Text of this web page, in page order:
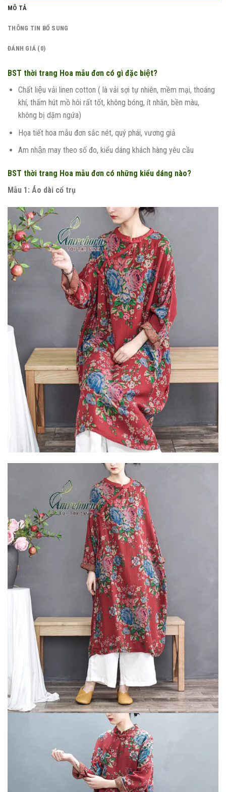
MÔ TẢ
THÔNG TIN BỔ SUNG
ĐÁNH GIÁ (0)
BST thời trang Hoa mẫu đơn có gì đặc biệt?
Chất liệu vải linen cotton ( là vải sợi tự nhiên, mềm mại, thoáng
khí, thấm hút mồ hôi rất tốt, không bóng, ít nhăn, bền màu,
không bị dặm ngứa)
Họa tiết hoa mẫu đơn sắc nét, quý phái, vương giả
Am nhận may theo số đo, kiểu dáng khách hàng yêu cầu
BST thời trang Hoa mẫu đơn có những kiểu dáng nào?
Mẫu 1: Áo dài cổ trụ